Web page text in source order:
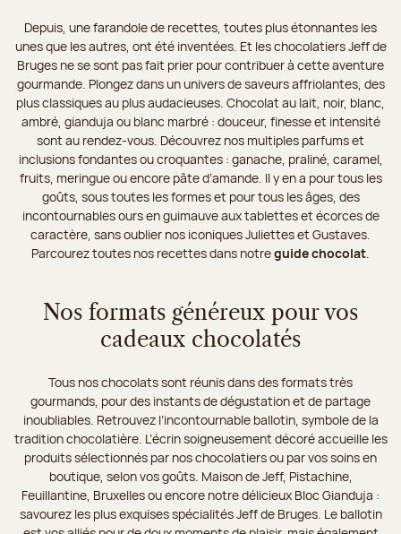
Depuis, une farandole de recettes, toutes plus étonnantes les
unes que les autres, ont été inventées. Et les chocolatiers Jeff de
Bruges ne se sont pas fait prier pour contribuer à cette aventure
gourmande. Plongez dans un univers de saveurs affriolantes, des
plus classiques au plus audacieuses. Chocolat au lait, noir, blanc,
ambré, gianduja ou blanc marbré : douceur, finesse et intensité
sont au rendez-vous. Découvrez nos multiples parfums et
inclusions fondantes ou croquantes : ganache, praliné, caramel,
fruits, meringue ou encore pâte d’amande. Il y en a pour tous les
goûts, sous toutes les formes et pour tous les âges, des
incontournables ours en guimauve aux tablettes et écorces de
caractère, sans oublier nos iconiques Juliettes et Gustaves.
Parcourez toutes nos recettes dans notreguide chocolat
Nos formats généreux pour vos
cadeaux chocolatés
Tous nos chocolats sont réunis dans des formats très
gourmands, pour des instants de dégustation et de partage
inoubliables. Retrouvez l’incontournable ballotin, symbole de la
tradition chocolatière. L’écrin soigneusement décoré accueille les
produits sélectionnés par nos chocolatiers ou par vos soins en
boutique, selon vos goûts. Maison de Jeff, Pistachine,
Feuillantine, Bruxelles ou encore notre délicieux Bloc Gianduja :
savourez les plus exquises spécialités Jeff de Bruges. Le ballotin